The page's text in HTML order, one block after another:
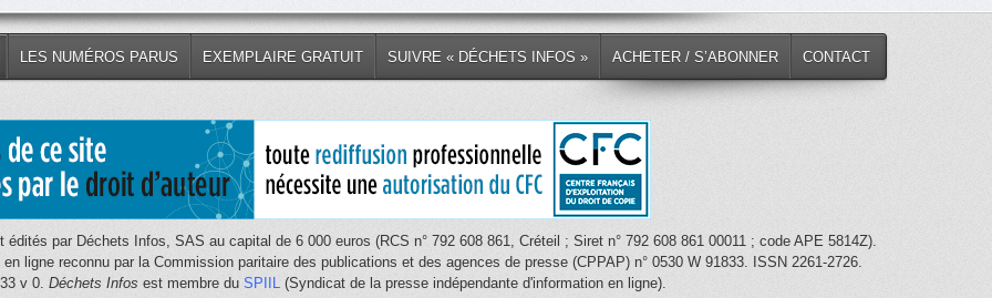
LES NUMÉROS PARUS EXEMPLAIRE GRATUIT SUIVRE « DÉCHETS INFOS » ACHETER / S’ABONNER CONTACT
édités par Déchets Infos, SAS au capital de 6 000 euros (RCS n° 792 608 861, Créteil ; Siret n° 792 608 861 00011 ; code APE 5814Z).
ligne reconnu par la Commission paritaire des publications et des agences de presse (CPPAP) n° 0530 W 91833. ISSN 2261-2726.
v 0. Déchets Infos est membre du SPIIL(Syndicat de la presse indépendante d'information en ligne).